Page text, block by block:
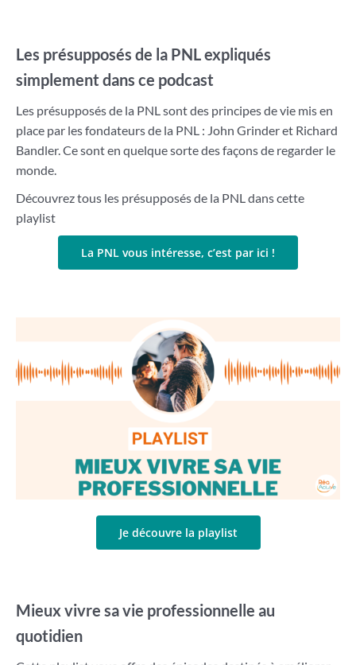
Les présupposés de la PNL expliqués
simplement dans ce podcast
Les présupposés de la PNL sont des principes de vie mis en
place par les fondateurs de la PNL : John Grinder et Richard
Bandler. Ce sont en quelque sorte des façons de regarder le
monde.
Découvrez tous les présupposés de la PNL dans cette
playlist
La PNL vous intéresse, c’est par ici !
Je découvre la playlist
Mieux vivre sa vie professionnelle au
quotidien